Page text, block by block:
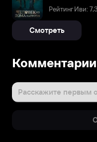
Рейтинг Иви: 7,3
Смотреть
Комментарии
Расскажите первым